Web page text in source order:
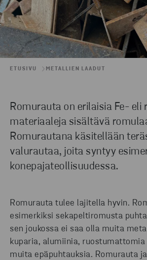
ETUSIVU METALLIEN LAADUT
Romurauta on erilaisia Fe- eli
materiaaleja sisältävä
Romurautana käsitellään
valurautaa, joita syntyy
konepajateollisuudessa.
Romurauta tulee lajitella hyvin.
esimerkiksi sekapeltiromusta
sen joukossa ei saa olla muita
kuparia, alumiinia,
muita epäpuhtauksia. Romurauta